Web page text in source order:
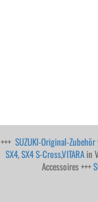
+++ SUZUKI-Original-Zubehör
SX4,SX4 S-Cross,VITARAin
Accessoires +++